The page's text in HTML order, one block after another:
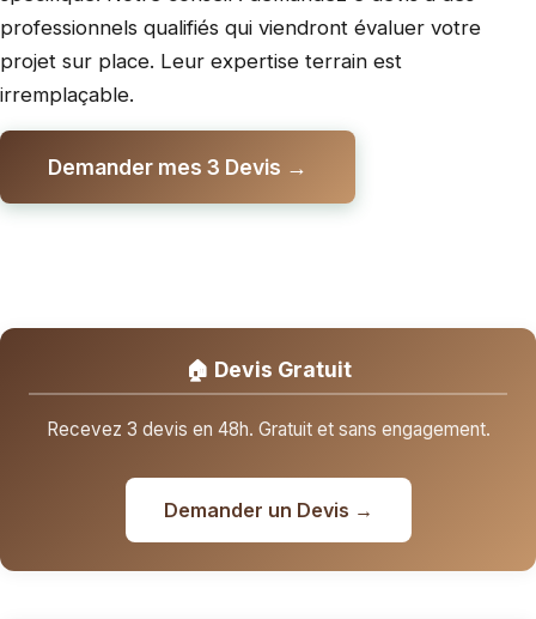
professionnels qualifiés qui viendront évaluer votre
projet sur place. Leur expertise terrain est
irremplaçable.
Demander mes 3 Devis →
🏠 Devis Gratuit
Recevez 3 devis en 48h. Gratuit et sans engagement.
Demander un Devis →